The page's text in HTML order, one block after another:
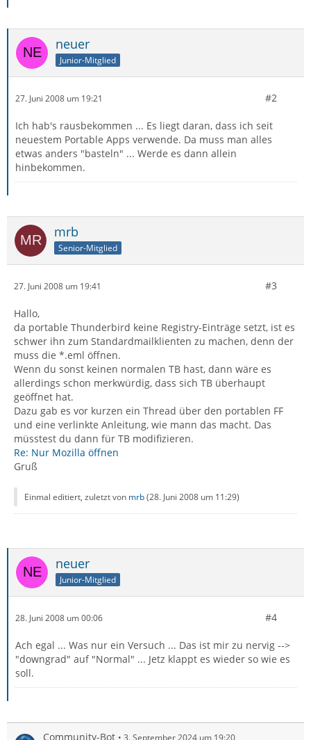
neuer
Junior-Mitglied
27. Juni 2008 um 19:21 #2
Ich hab's rausbekommen ... Es liegt daran, dass ich seit
neuestem Portable Apps verwende. Da muss man alles
etwas anders "basteln" ... Werde es dann allein
hinbekommen.
mrb
Senior-Mitglied
27. Juni 2008 um 19:41 #3
Hallo,
da portable Thunderbird keine Registry-Einträge setzt, ist es
schwer ihn zum Standardmailklienten zu machen, denn der
muss die *.eml öffnen.
Wenn du sonst keinen normalen TB hast, dann wäre es
allerdings schon merkwürdig, dass sich TB überhaupt
geöffnet hat.
Dazu gab es vor kurzen ein Thread über den portablen FF
und eine verlinkte Anleitung, wie mann das macht. Das
müsstest du dann für TB modifizieren.
Re: Nur Mozilla öffnen
Gruß
Einmal editiert, zuletzt von mrb(28. Juni 2008 um 11:29)
neuer
Junior-Mitglied
28. Juni 2008 um 00:06 #4
Ach egal ... Was nur ein Versuch ... Das ist mir zu nervig -->
"downgrad" auf "Normal" ... Jetz klappt es wieder so wie es
soll.
Community-Bot 3. September 2024 um 19:20